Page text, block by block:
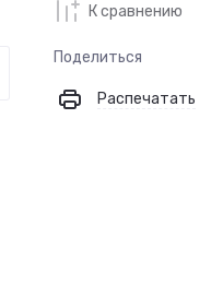
К сравнению
Поделиться
Распечатать